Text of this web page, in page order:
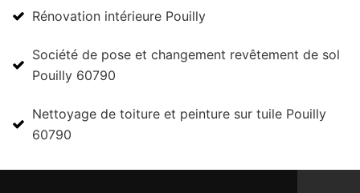
Rénovation intérieure Pouilly
Société de pose et changement revêtement de sol
Pouilly 60790
Nettoyage de toiture et peinture sur tuile Pouilly
60790